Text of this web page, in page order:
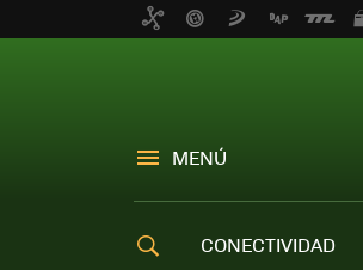
MENÚ
CONECTIVIDAD